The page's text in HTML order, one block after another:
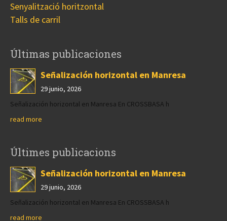
Senyalització horitzontal
Talls de carril
Últimas publicaciones
Señalización horizontal en Manresa
29 junio, 2026
Señalización horizontal en Manresa En CROSSBASA h
read more
Últimes publicacions
Señalización horizontal en Manresa
29 junio, 2026
Señalización horizontal en Manresa En CROSSBASA h
read more